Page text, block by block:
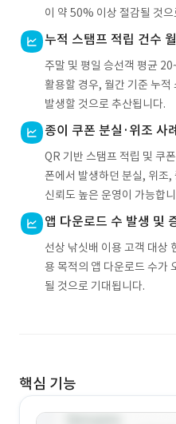
이 약 50% 이상 절감될 것
누적 스탬프 적립 건수
주말 및 평일 승선객 평균
활용할 경우, 월간 기준 누
발생할 것으로 추산됩니다.
종이 쿠폰 분실·위조 사
QR 기반 스탬프 적립 및 쿠
폰에서 발생하던 분실, 위조,
신뢰도 높은 운영이 가능합
앱 다운로드 수 발생 및
선상 낚싯배 이용 고객 대상
용 목적의 앱 다운로드 수가
될 것으로 기대됩니다.
핵심 기능